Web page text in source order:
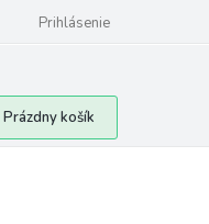
Prihlásenie
Nákupný
košík
Prázdny košík